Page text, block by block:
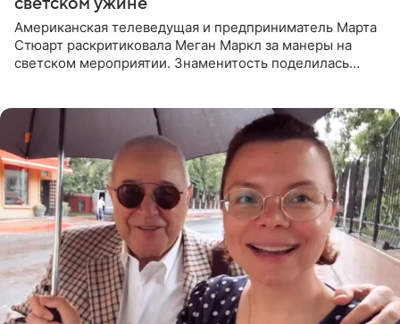
Американская телеведущая и предприниматель Марта
Стюарт раскритиковала Меган Маркл за манеры на
светском мероприятии. Знаменитость поделилась